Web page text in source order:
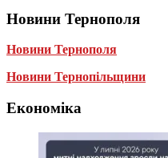
Новини Тернополя
Новини Тернополя
Новини Тернопільщини
Економіка